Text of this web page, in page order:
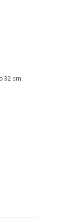
32 cm